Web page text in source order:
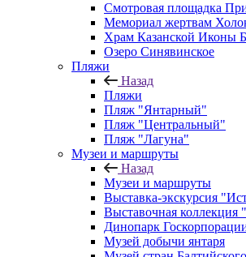
Смотровая площадка
Мемориал жертвам
Храм Казанской Иконы
Озеро Синявинское
Пляжи
Назад
Пляжи
Пляж "Янтарный"
Пляж "Центральный"
Пляж "Лагуна"
Музеи и маршруты
Назад
Музеи и маршруты
Выставка-экскурсия
Выставочная
Динопарк
Музей добычи янтаря